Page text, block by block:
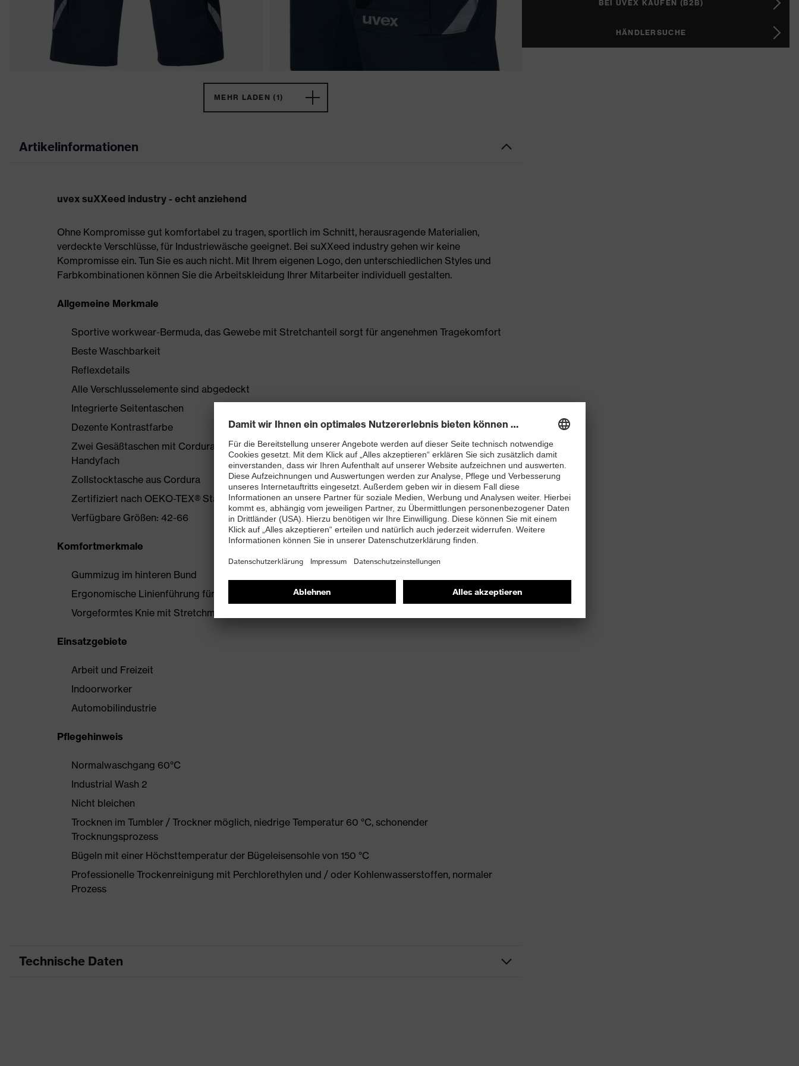
MEHR LADEN (1)
Artikelinformationen
uvex suXXeed industry - echt anziehend
Ohne Kompromisse gut komfortabel zu tragen, sportlich im Schnitt, herausragende Materialien,
verdeckte Verschlüsse, für Industriewäsche geeignet. Bei suXXeed industry gehen wir keine
Kompromisse ein. Tun Sie es auch nicht. Mit Ihrem eigenen Logo, den unterschiedlichen Styles und
Farbkombinationen können Sie die Arbeitskleidung Ihrer Mitarbeiter individuell gestalten.
Allgemeine Merkmale
Sportive workwear-Bermuda, das Gewebe mit Stretchanteil sorgt für angenehmen Tragekomfort
Beste Waschbarkeit
Reflexdetails
Alle Verschlusselemente sind abgedeckt
Integrierte Seitentaschen
Dezente Kontrastfarbe
Zwei Gesäßtaschen mit Cordura verstärkt, Schenkeltasche mit hohem Volumen und integriertem
Handyfach
Zollstocktasche aus Cordura
Zertifiziert nach OEKO-TEX® Standard 100
Verfügbare Größen: 42-66
Komfortmerkmale
Gummizug im hinteren Bund
Ergonomische Linienführung für mehr Bewegungsfreiheit
Vorgeformtes Knie mit Stretchmaterial
Einsatzgebiete
Arbeit und Freizeit
Indoorworker
Automobilindustrie
Pflegehinweis
Normalwaschgang 60°C
Industrial Wash 2
Nicht bleichen
Trocknen im Tumbler / Trockner möglich, niedrige Temperatur 60 °C, schonender
Trocknungsprozess
Bügeln mit einer Höchsttemperatur der Bügeleisensohle von 150 °C
Professionelle Trockenreinigung mit Perchlorethylen und / oder Kohlenwasserstoffen, normaler
Prozess
Technische Daten
BEI UVEX KAUFEN (B2B)
HÄNDLERSUCHE